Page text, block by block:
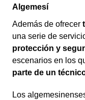
Algemesí
Además de ofrecer
una serie de
protección y
escenarios en los
parte de un
Los